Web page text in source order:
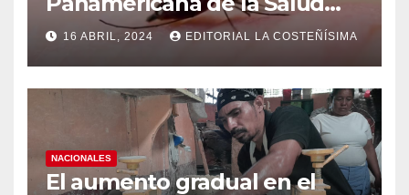
(OPS), recomienda reforzar
medidas ante el aumento de
casos de dengue
16 ABRIL, 2024 EDITORIAL LA COSTEÑÍSIMA
NACIONALES
El aumento gradual en el